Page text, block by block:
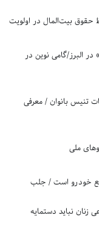
بیت‌المال در اولویت
در البرز/گامی نوین در
تنیس بانوان / معرفی
ملی
خودرو است / جلب
نباید دستمایه